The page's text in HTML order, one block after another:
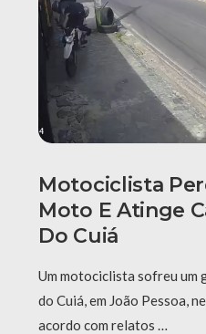
Motociclista
Moto E Atinge
Do Cuiá
Um motociclista sofreu um
do Cuiá, em João Pessoa,
acordo com relatos …